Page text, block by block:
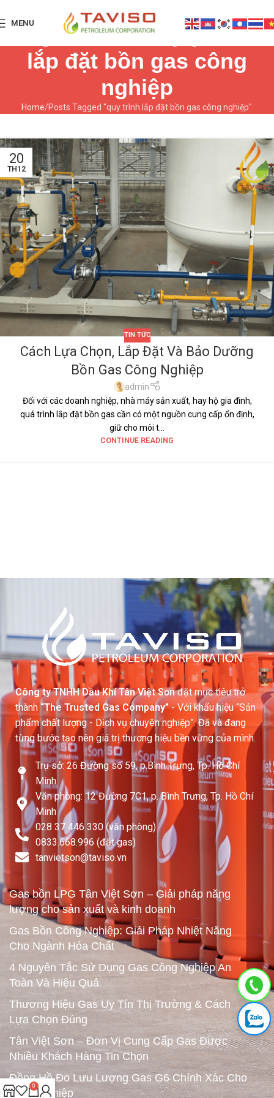
MENUTag Archives: quy trình
lắp đặt bồn gas công
nghiệp
Home Posts Tagged "quy trình lắp đặt bồn gas công nghiệp"
20
TH12
TIN TỨC
Cách Lựa Chọn, Lắp Đặt Và Bảo Dưỡng
Bồn Gas Công Nghiệp
admin
Đối với các doanh nghiệp, nhà máy sản xuất, hay hộ gia đình,
quá trình lắp đặt bồn gas cần có một nguồn cung cấp ổn định,
giữ cho môi t...
CONTINUE READING
Công ty TNHH Dầu Khí Tân Việt Sơnđặt mục tiêu trở
thành “The Trusted Gas Company”- Với khẩu hiệu “Sản
phẩm chất lượng - Dịch vụ chuyên nghiệp”. Đã và đang
từng bước tạo nên giá trị thương hiệu bền vững của mình.
Trụ sở: 26 Đường số 59, p.Bình Trưng, Tp. Hồ Chí
Minh
Văn phòng: 12 Đường 7C1, p. Bình Trưng, Tp. Hồ Chí
Minh
028 37 446 330 (văn phòng)
0833.668.996 (đặt gas)
tanvietson@taviso.vn​
Gas bồn LPG Tân Việt Sơn – Giải pháp năng
lượng cho sản xuất và kinh doanh
Gas Bồn Công Nghiệp: Giải Pháp Nhiệt Năng
Cho Ngành Hóa Chất
4 Nguyên Tắc Sử Dụng Gas Công Nghiệp An
Toàn Và Hiệu Quả
Thương Hiệu Gas Uy Tín Thị Trường & Cách
Lựa Chọn Đúng
Tân Việt Sơn – Đơn Vị Cung Cấp Gas Được
Nhiều Khách Hàng Tin Chọn
Đồng Hồ Đo Lưu Lượng Gas G6 Chính Xác Cho
Công Nghiệp
0